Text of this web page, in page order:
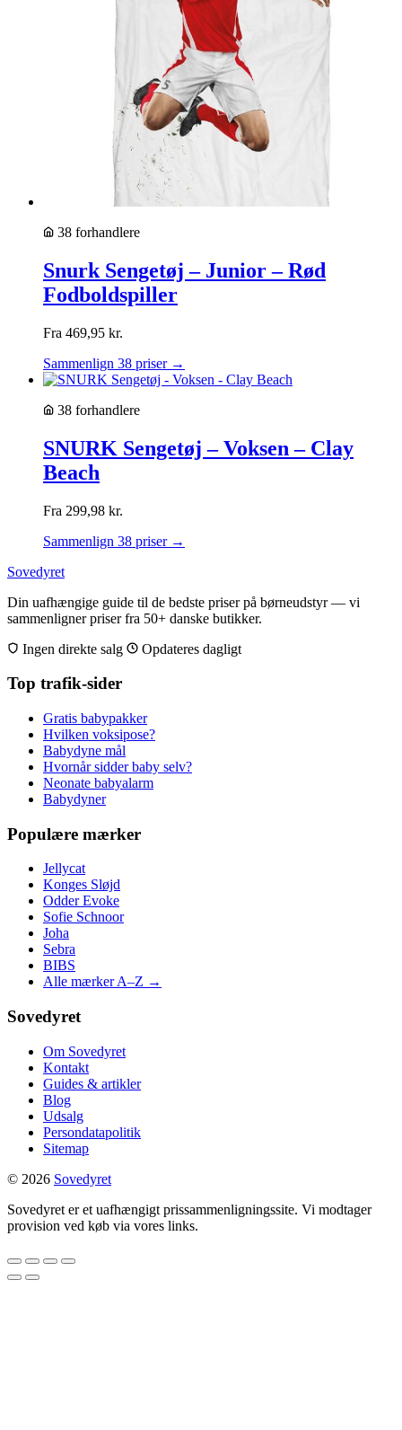
38 forhandlere
Snurk Sengetøj – Junior – Rød
Fodboldspiller
Fra 469,95 kr.
Sammenlign 38 priser →
38 forhandlere
SNURK Sengetøj – Voksen – Clay
Beach
Fra 299,98 kr.
Sammenlign 38 priser →
Sovedyret
Din uafhængige guide til de bedste priser på børneudstyr — vi
sammenligner priser fra 50+ danske butikker.
Ingen direkte salg
Opdateres dagligt
Top trafik-sider
Gratis babypakker
Hvilken voksipose?
Babydyne mål
Hvornår sidder baby selv?
Neonate babyalarm
Babydyner
Populære mærker
Jellycat
Konges Sløjd
Odder Evoke
Sofie Schnoor
Joha
Sebra
BIBS
Alle mærker A–Z →
Sovedyret
Om Sovedyret
Kontakt
Guides & artikler
Blog
Udsalg
Persondatapolitik
Sitemap
© 2026 Sovedyret
Sovedyret er et uafhængigt prissammenligningssite. Vi modtager
provision ved køb via vores links.